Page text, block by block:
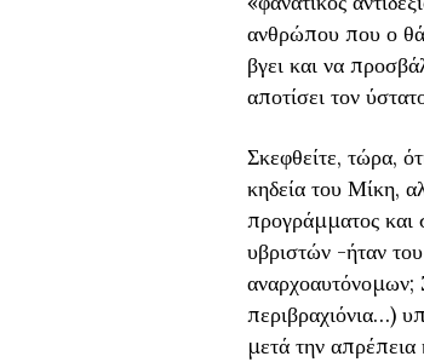
ανθρώπου που ο
βγει και να
αποτίσει τον
Σκεφθείτε, τώρα,
κηδεία του Μίκη,
προγράμματος
υβριστών -ήταν
αναρχοαυτόνομων;
περιβραχιόνια…)
μετά την